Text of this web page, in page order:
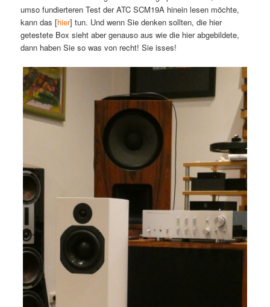
umso fundierteren Test der ATC SCM19A hinein lesen möchte,
kann das [hier] tun. Und wenn Sie denken sollten, die hier
getestete Box sieht aber genauso aus wie die hier abgebildete,
dann haben Sie so was von recht! Sie isses!